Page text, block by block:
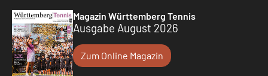
Magazin Württemberg Tennis
Ausgabe August 2026
Zum Online Magazin